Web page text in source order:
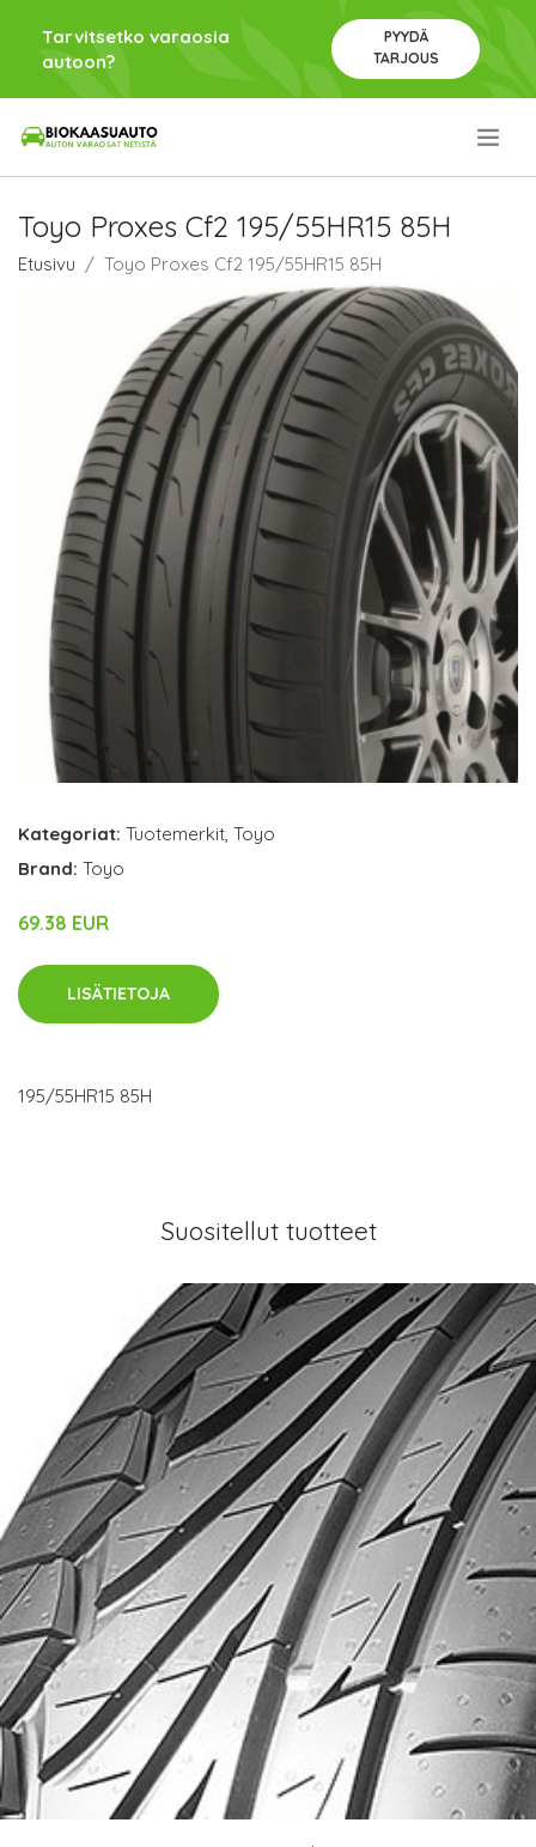
Tarvitsetko varaosia
autoon?
PYYDÄ
TARJOUS
Toyo Proxes Cf2 195/55HR15 85H
Etusivu Toyo Proxes Cf2 195/55HR15 85H
Kategoriat: Tuotemerkit, Toyo
Brand: Toyo
69.38 EUR
LISÄTIETOJA
195/55HR15 85H
Suositellut tuotteet